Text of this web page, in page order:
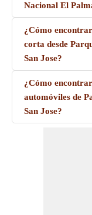
Nacional El
¿Cómo
corta desde
San Jose?
¿Cómo
automóviles de
San Jose?